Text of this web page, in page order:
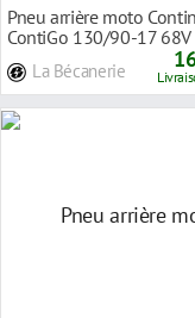
Pneu arrière moto
ContiGo 130/90-17 68V
La Bécanerie